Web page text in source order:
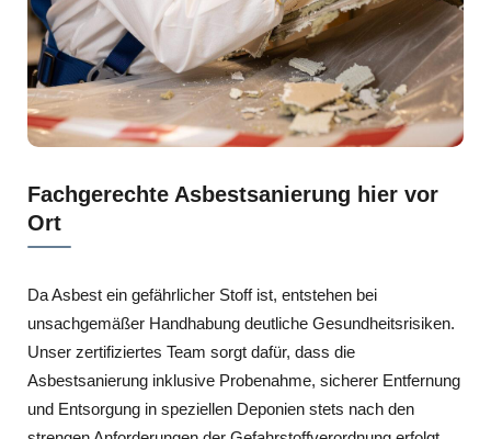
Fachgerechte Asbestsanierung hier vor
Ort
Da Asbest ein gefährlicher Stoff ist, entstehen bei
unsachgemäßer Handhabung deutliche Gesundheitsrisiken.
Unser zertifiziertes Team sorgt dafür, dass die
Asbestsanierung inklusive Probenahme, sicherer Entfernung
und Entsorgung in speziellen Deponien stets nach den